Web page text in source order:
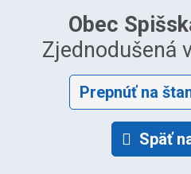
Obec
Zjednodušená
Prepnúť na
Späť